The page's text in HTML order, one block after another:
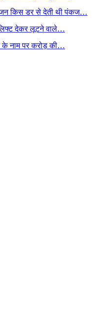
किस डर से देती थी पंकज…
लिफ्ट देकर लूटने वाले…
के नाम पर करोड़ की…